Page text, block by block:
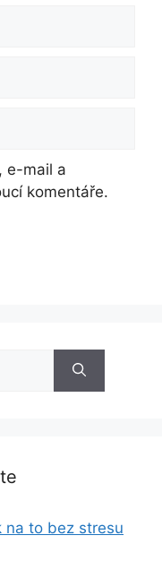
e-mail a
komentáře.
na to bez stresu